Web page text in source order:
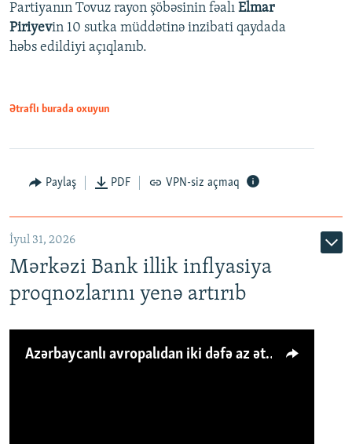
Partiyanın Tovuz rayon şöbəsinin fəalı Elmar
Piriyevin 10 sutka müddətinə inzibati qaydada
həbs edildiyi açıqlanıb.
Ətraflı burada oxuyun
Paylaş PDF VPN-siz açmaq
İyul 31, 2026
Mərkəzi Bank illik inflyasiya
proqnozlarını yenə artırıb
Azərbaycanlı avropalıdan iki dəfə az ət yeyir, amma... 'Qiymət artımı qaçılmazdır'